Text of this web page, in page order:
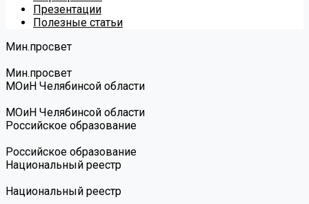
Презентации
Полезные статьи
Мин.просвет
Мин.просвет
МОиН Челябинсой области
МОиН Челябинсой области
Российское образование
Российское образование
Национальный реестр
Национальный реестр